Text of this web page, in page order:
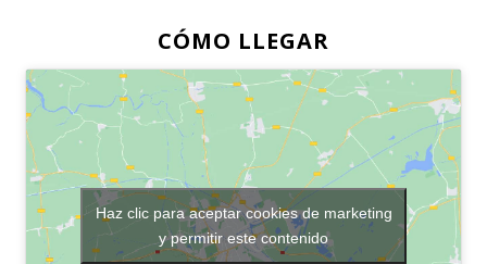
CÓMO LLEGAR
Haz clic para aceptar cookies de marketing
y permitir este contenido